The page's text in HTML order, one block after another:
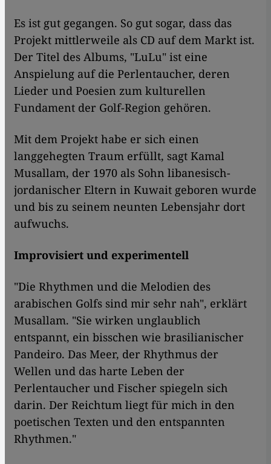
Es ist gut gegangen. So gut sogar, dass das
Projekt mittlerweile als CD auf dem Markt ist.
Der Titel des Albums, "LuLu" ist eine
Anspielung auf die Perlentaucher, deren
Lieder und Poesien zum kulturellen
Fundament der Golf-Region gehören.
Mit dem Projekt habe er sich einen
langgehegten Traum erfüllt, sagt Kamal
Musallam, der 1970 als Sohn libanesisch-
jordanischer Eltern in Kuwait geboren wurde
und bis zu seinem neunten Lebensjahr dort
aufwuchs.
Improvisiert und experimentell
"Die Rhythmen und die Melodien des
arabischen Golfs sind mir sehr nah", erklärt
Musallam. "Sie wirken unglaublich
entspannt, ein bisschen wie brasilianischer
Pandeiro. Das Meer, der Rhythmus der
Wellen und das harte Leben der
Perlentaucher und Fischer spiegeln sich
darin. Der Reichtum liegt für mich in den
poetischen Texten und den entspannten
Rhythmen."